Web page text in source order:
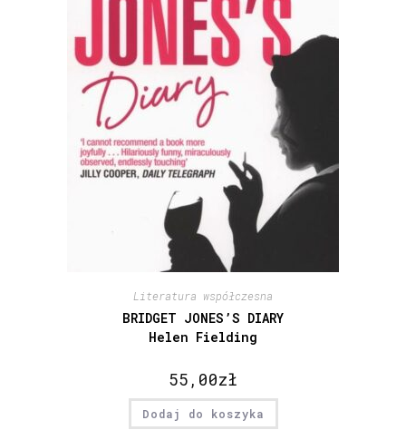
Literatura współczesna
BRIDGET JONES’S DIARY
Helen Fielding
55,00zł
Dodaj do koszyka